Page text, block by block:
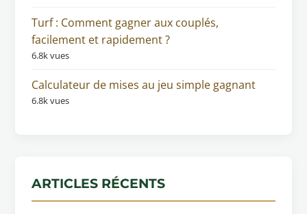
Turf : Comment gagner aux couplés,
facilement et rapidement ?
6.8k vues
Calculateur de mises au jeu simple gagnant
6.8k vues
ARTICLES RÉCENTS